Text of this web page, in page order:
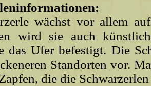
wächst vor allem
wird sie auch
das Ufer befestigt. Die
Standorten vor.
die die